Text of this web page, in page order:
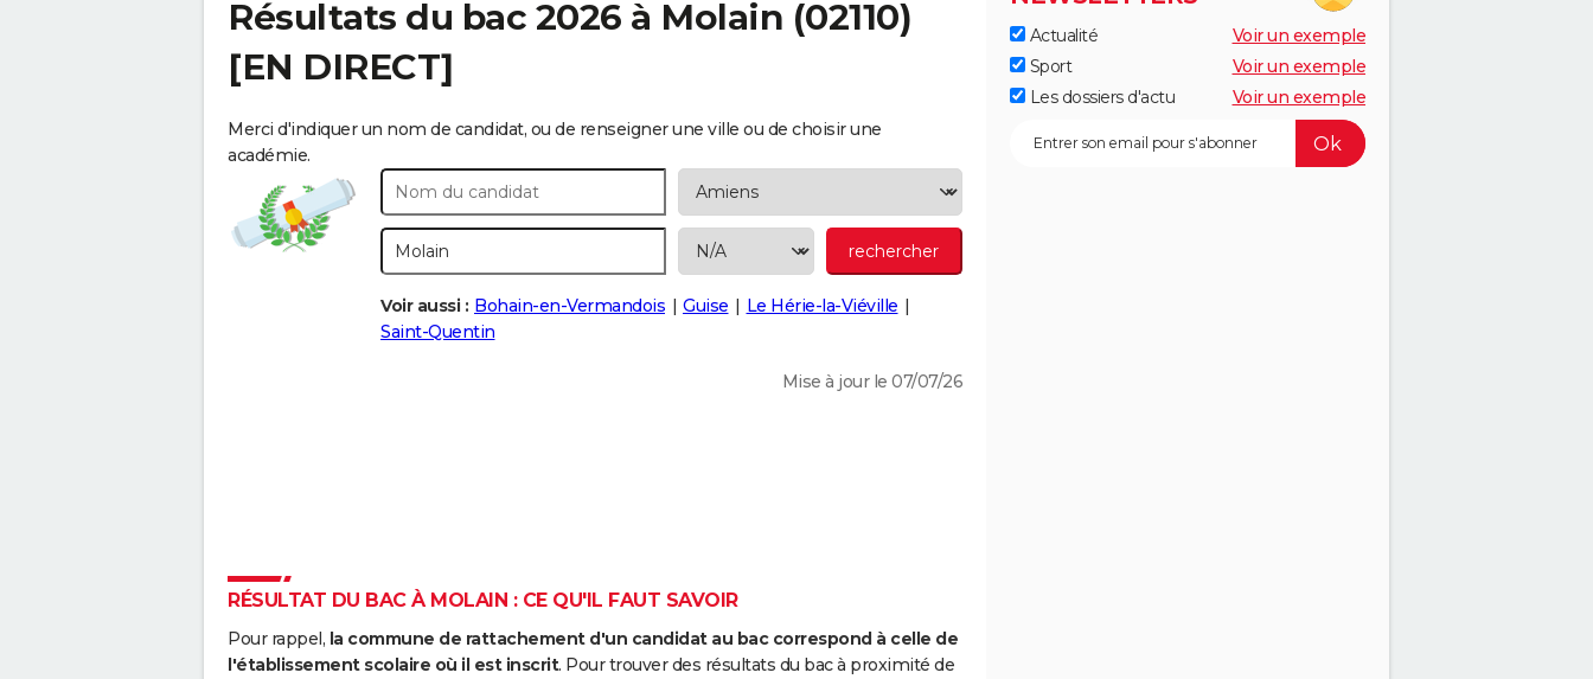
Résultats du bac 2026 à Molain (02110)
[EN DIRECT]
Merci d'indiquer un nom de candidat, ou de renseigner une ville ou de choisir une
académie.
Voir aussi : Bohain-en-Vermandois Guise
Le Hérie-la-Viéville
Saint-Quentin
Mise à jour le 07/07/26
RÉSULTAT DU BAC À MOLAIN : CE QU'IL FAUT SAVOIR
Pour rappel, la commune de rattachement d'un candidat au bac correspond à celle de
l'établissement scolaire où il est inscrit. Pour trouver des résultats du bac à proximité de
Actualité
Voir un exemple
Sport
Voir un exemple
Les dossiers d'actu
Voir un exemple